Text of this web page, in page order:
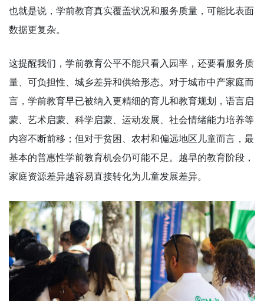
也就是说，学前教育真实覆盖状况和服务质量，可能比表面
数据更复杂。
这提醒我们，学前教育公平不能只看入园率，还要看服务质
量、可负担性、城乡差异和供给形态。对于城市中产家庭而
言，学前教育早已被纳入更精细的育儿和教育规划，语言启
蒙、艺术启蒙、科学启蒙、运动发展、社会情绪能力培养等
内容不断前移；但对于贫困、农村和偏远地区儿童而言，最
基本的普惠性学前教育机会仍可能不足。越早的教育阶段，
家庭资源差异越容易直接转化为儿童发展差异。